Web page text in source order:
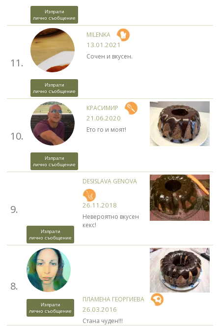
Изпрати
лично съобщение
11.
Изпрати
лично съобщение
MILENKA
13.01.2021
Сочен и вкусен.
10.
Изпрати
лично съобщение
КРАСИМИР
21.06.2020
Ето го и моят!
9.
Изпрати
лично съобщение
DESISLAVA GENOVA
26.11.2018
Невероятно вкусен
кекс!
8.
Изпрати
лично съобщение
ПЛАМЕНА ГЕОРГИЕВА
26.03.2016
Стана чуден!!!